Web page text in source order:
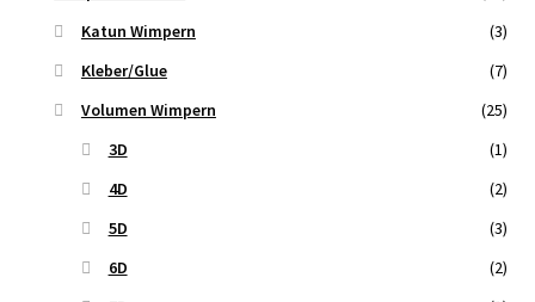
Katun Wimpern
(3)
Kleber/Glue
(7)
Volumen Wimpern
(25)
3D
(1)
4D
(2)
5D
(3)
6D
(2)